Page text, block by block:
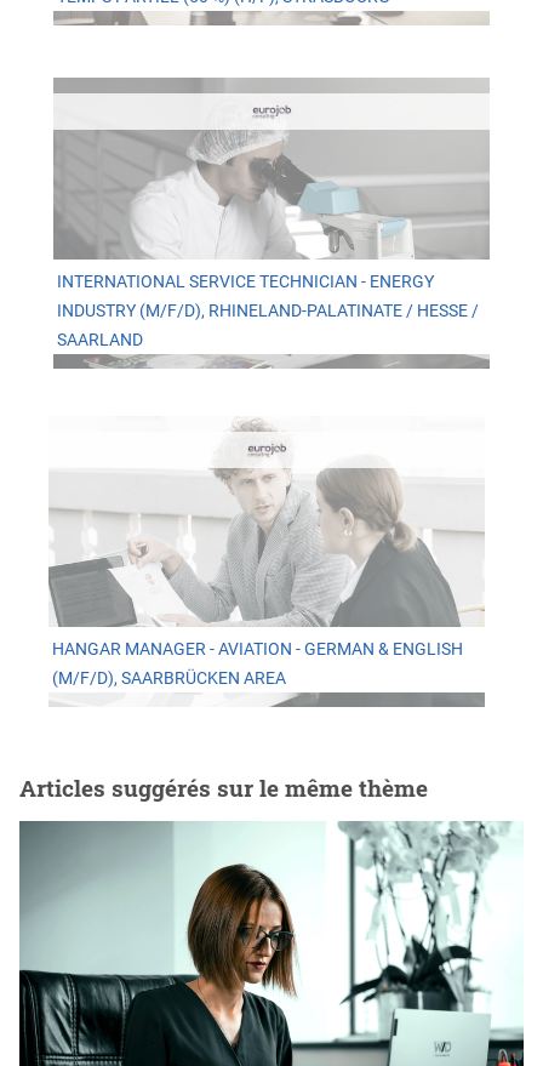
INTERNATIONAL SERVICE TECHNICIAN - ENERGY
INDUSTRY (M/F/D), RHINELAND-PALATINATE / HESSE /
SAARLAND
HANGAR MANAGER - AVIATION - GERMAN & ENGLISH
(M/F/D), SAARBRÜCKEN AREA
Articles suggérés sur le même thème